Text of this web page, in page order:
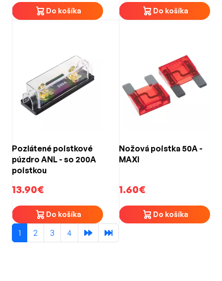
Do košíka Do košíka
Pozlátené poistkové
púzdro ANL - so 200A
poistkou
13.90€
Do košíka
Nožová poistka 50A -
MAXI
1.60€
Do košíka
1 2 3 4